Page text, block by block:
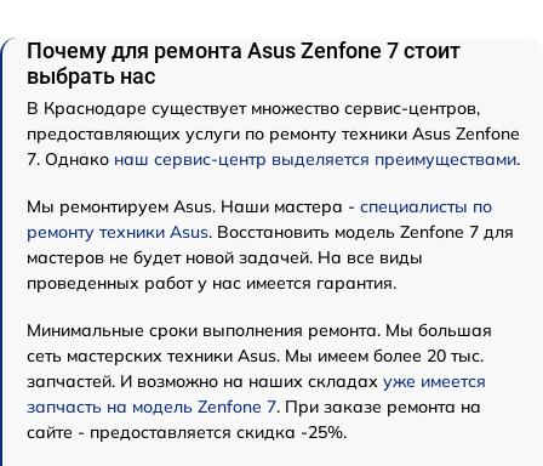
Почему для ремонта Asus Zenfone 7 стоит
выбрать нас
В Краснодаре существует множество сервис-центров,
предоставляющих услуги по ремонту техники Asus Zenfone
7. Однако наш сервис-центр выделяется преимуществами.
Мы ремонтируем Asus. Наши мастера - специалисты по
ремонту техники Asus. Восстановить модель Zenfone 7 для
мастеров не будет новой задачей. На все виды
проведенных работ у нас имеется гарантия.
Минимальные сроки выполнения ремонта. Мы большая
сеть мастерских техники Asus. Мы имеем более 20 тыс.
запчастей. И возможно на наших складах уже имеется
запчасть на модель Zenfone 7. При заказе ремонта на
сайте - предоставляется скидка -25%.